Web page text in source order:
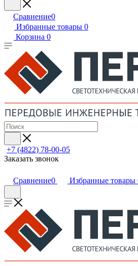
Сравнение0
Избранные товары 0
Корзина 0
+7 (4822) 78-00-05
Заказать звонок
Сравнение0 Избранные товары